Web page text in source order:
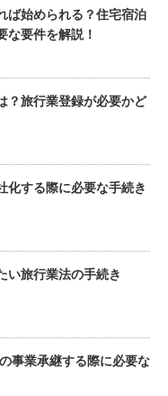
ば始められる？住宅宿泊
な要件を解説！
？旅行業登録が必要かど
化する際に必要な手続き
い旅行業法の手続き
事業承継する際に必要な